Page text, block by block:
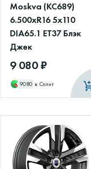
Moskva (КС689)
6.500xR16 5x110
DIA65.1 ET37 Блэк
Джек
9 080 ₽
9080 в Сплит